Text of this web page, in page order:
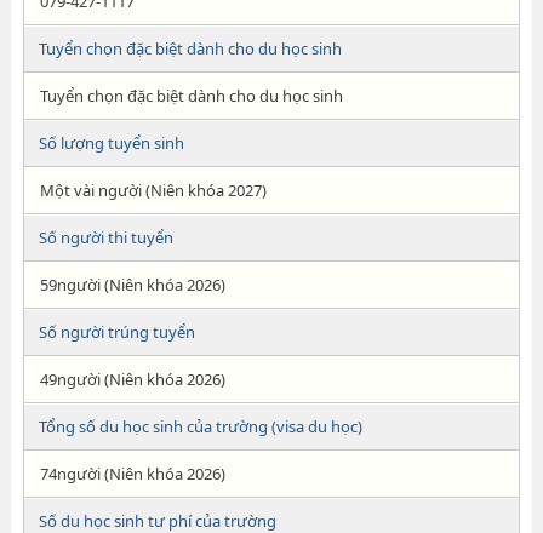
Tuyển chọn đặc biệt dành cho du học sinh
Tuyển chọn đặc biệt dành cho du học sinh
Số lượng tuyển sinh
Một vài người (Niên khóa 2027)
Số người thi tuyển
59người (Niên khóa 2026)
Số người trúng tuyển
49người (Niên khóa 2026)
Tổng số du học sinh của trường (visa du học)
74người (Niên khóa 2026)
Số du học sinh tư phí của trường